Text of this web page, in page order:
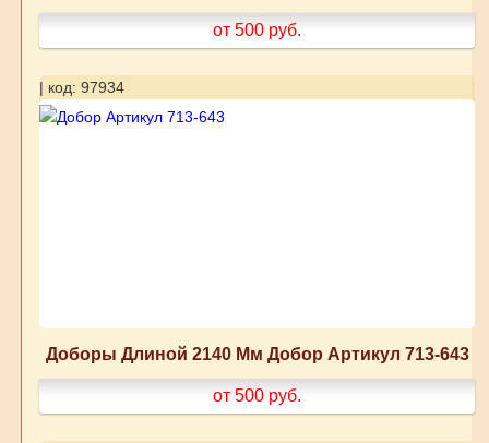
от 500 руб.
| код: 97934
Доборы Длиной 2140 Мм Добор Артикул 713-643
от 500 руб.